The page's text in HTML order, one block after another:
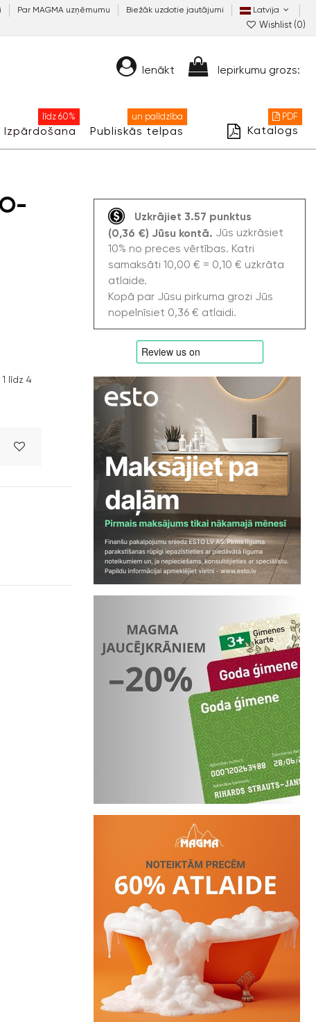
Par MAGMA uzņēmumu Biežāk uzdotie jautājumi Latvija
Wishlist (0)
Ienākt Iepirkumu grozs:
Izpārdošana
līdz 60%
Publiskās telpas
un palīdzība
Katalogs
PDF
līdz 4
Uzkrājiet 3.57 punktus
(0,36 €) Jūsu kontā. Jūs uzkrāsiet
10% no preces vērtības. Katri
samaksāti 10,00 € = 0,10 € uzkrāta
atlaide.
Kopā par Jūsu pirkuma grozi Jūs
nopelnīsiet 0,36 € atlaidi.